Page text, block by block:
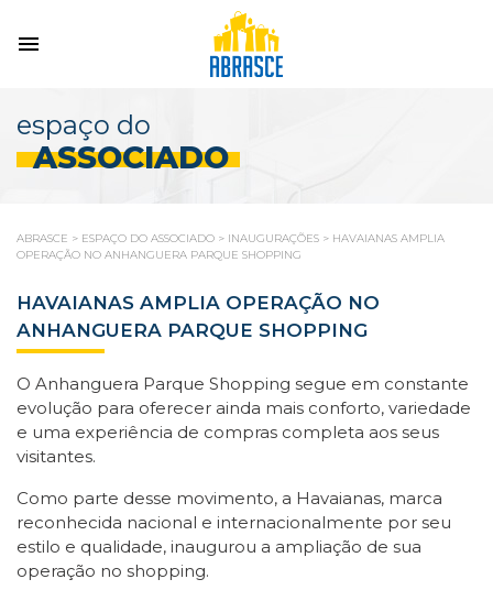
espaço do
ASSOCIADO
ABRASCE > ESPAÇO DO ASSOCIADO > INAUGURAÇÕES > HAVAIANAS AMPLIA
OPERAÇÃO NO ANHANGUERA PARQUE SHOPPING
HAVAIANAS AMPLIA OPERAÇÃO NO
ANHANGUERA PARQUE SHOPPING
O Anhanguera Parque Shopping segue em constante
evolução para oferecer ainda mais conforto, variedade
e uma experiência de compras completa aos seus
visitantes.
Como parte desse movimento, a Havaianas, marca
reconhecida nacional e internacionalmente por seu
estilo e qualidade, inaugurou a ampliação de sua
operação no shopping.